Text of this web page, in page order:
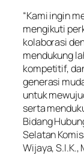
“Kami ingin
mengikuti
kolaborasi
mendukung
kompetitif,
generasi
untuk
serta
Bidang
Selatan
Wijaya, S.I.K.,